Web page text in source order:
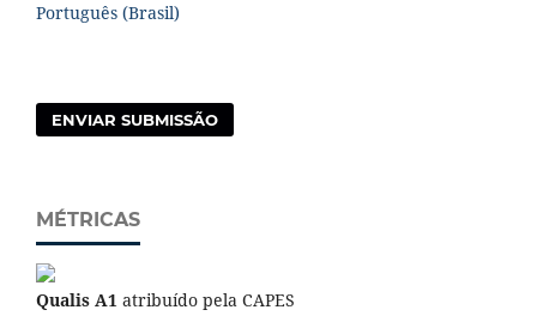
Português (Brasil)
ENVIAR SUBMISSÃO
MÉTRICAS
Qualis A1 atribuído pela CAPES